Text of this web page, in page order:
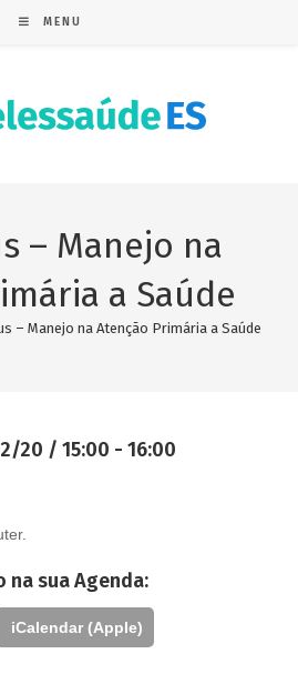
MENU
– Manejo na
a Saúde
– Manejo na Atenção Primária a Saúde
20 / 15:00 - 16:00
na sua Agenda:
iCalendar (Apple)